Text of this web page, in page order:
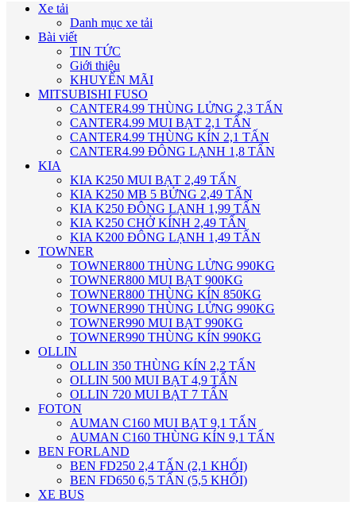
Xe tải
Danh mục xe tải
Bài viết
TIN TỨC
Giới thiệu
KHUYẾN MÃI
MITSUBISHI FUSO
CANTER4.99 THÙNG LỬNG 2,3 TẤN
CANTER4.99 MUI BẠT 2,1 TẤN
CANTER4.99 THÙNG KÍN 2,1 TẤN
CANTER4.99 ĐÔNG LẠNH 1,8 TẤN
KIA
KIA K250 MUI BẠT 2,49 TẤN
KIA K250 MB 5 BỬNG 2,49 TẤN
KIA K250 ĐÔNG LẠNH 1,99 TẤN
KIA K250 CHỞ KÍNH 2,49 TẤN
KIA K200 ĐÔNG LẠNH 1,49 TẤN
TOWNER
TOWNER800 THÙNG LỬNG 990KG
TOWNER800 MUI BẠT 900KG
TOWNER800 THÙNG KÍN 850KG
TOWNER990 THÙNG LỬNG 990KG
TOWNER990 MUI BẠT 990KG
TOWNER990 THÙNG KÍN 990KG
OLLIN
OLLIN 350 THÙNG KÍN 2,2 TẤN
OLLIN 500 MUI BẠT 4,9 TẤN
OLLIN 720 MUI BẠT 7 TẤN
FOTON
AUMAN C160 MUI BẠT 9,1 TẤN
AUMAN C160 THÙNG KÍN 9,1 TẤN
BEN FORLAND
BEN FD250 2,4 TẤN (2,1 KHỐI)
BEN FD650 6,5 TẤN (5,5 KHỐI)
XE BUS